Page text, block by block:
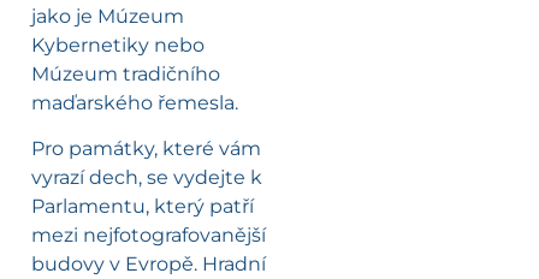
jako je Múzeum
Kybernetiky nebo
Múzeum tradičního
maďarského řemesla.
Pro památky, které vám
vyrazí dech, se vydejte k
Parlamentu, který patří
mezi nejfotografovanější
budovy v Evropě. Hradní